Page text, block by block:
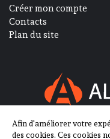
Créer mon compte
Contacts
Plan du site
SUIVEZ-NOUS
Afin d'améliorer votre
des cookies. Ces cookies